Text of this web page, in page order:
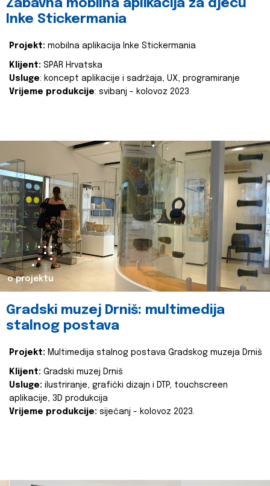
Zabavna mobilna aplikacija za djecu
Inke Stickermania
Projekt: mobilna aplikacija Inke Stickermania
Klijent: SPAR Hrvatska
Usluge: koncept aplikacije i sadržaja, UX, programiranje
Vrijeme produkcije: svibanj - kolovoz 2023.
o projektu
Gradski muzej Drniš: multimedija
stalnog postava
Projekt: Multimedija stalnog postava Gradskog muzeja Drniš
Klijent: Gradski muzej Drniš
Usluge: ilustriranje, grafički dizajn i DTP, touchscreen
aplikacije, 3D produkcija
Vrijeme produkcije: siječanj - kolovoz 2023.